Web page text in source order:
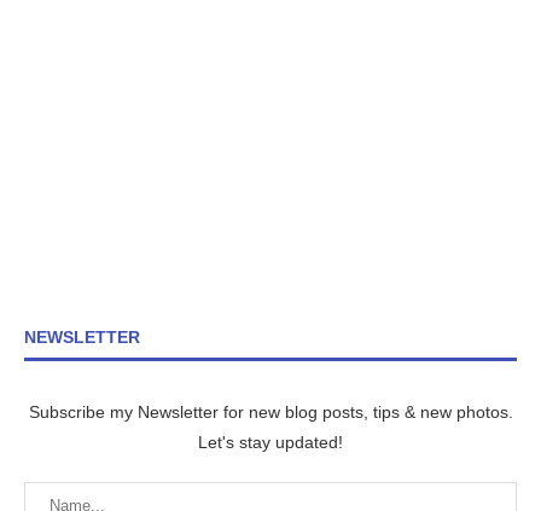
NEWSLETTER
Subscribe my Newsletter for new blog posts, tips & new photos.
Let's stay updated!